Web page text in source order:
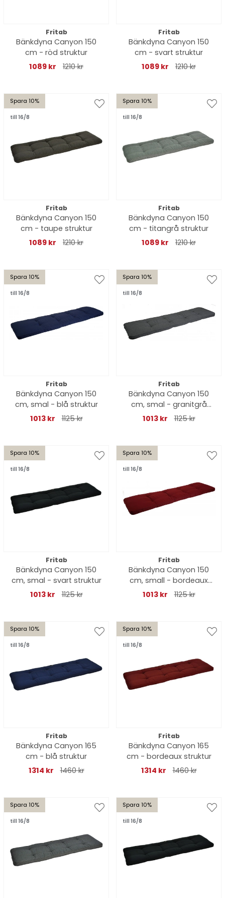
Fritab
Bänkdyna Canyon 150
cm - röd struktur
1089 kr
1210 kr
Fritab
Bänkdyna Canyon 150
cm - svart struktur
1089 kr
1210 kr
Spara 10%
till 16/8
Fritab
Bänkdyna Canyon 150
cm - taupe struktur
1089 kr
1210 kr
Spara 10%
till 16/8
Fritab
Bänkdyna Canyon 150
cm - titangrå struktur
1089 kr
1210 kr
Spara 10%
till 16/8
Fritab
Bänkdyna Canyon 150
cm, smal - blå struktur
1013 kr
1125 kr
Spara 10%
till 16/8
Fritab
Bänkdyna Canyon 150
cm, smal - granitgrå
struktur
1013 kr 1125 kr
Spara 10%
till 16/8
Fritab
Bänkdyna Canyon 150
cm, smal - svart struktur
1013 kr
1125 kr
Spara 10%
till 16/8
Fritab
Bänkdyna Canyon 150
cm, small - bordeaux
struktur
1013 kr 1125 kr
Spara 10%
till 16/8
Fritab
Bänkdyna Canyon 165
cm - blå struktur
1314 kr
1460 kr
Spara 10%
till 16/8
Fritab
Bänkdyna Canyon 165
cm - bordeaux struktur
1314 kr
1460 kr
Spara 10%
till 16/8
Spara 10%
till 16/8